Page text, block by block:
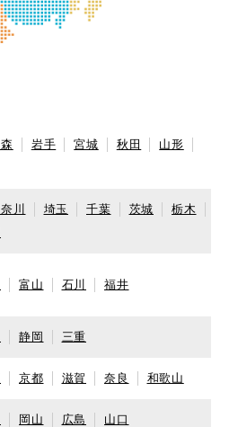
岩手 宮城 秋田
山形
川 埼玉 千葉 茨城
栃木
富山 石川 福井
静岡 三重
京都 滋賀 奈良 和歌山
岡山 広島 山口